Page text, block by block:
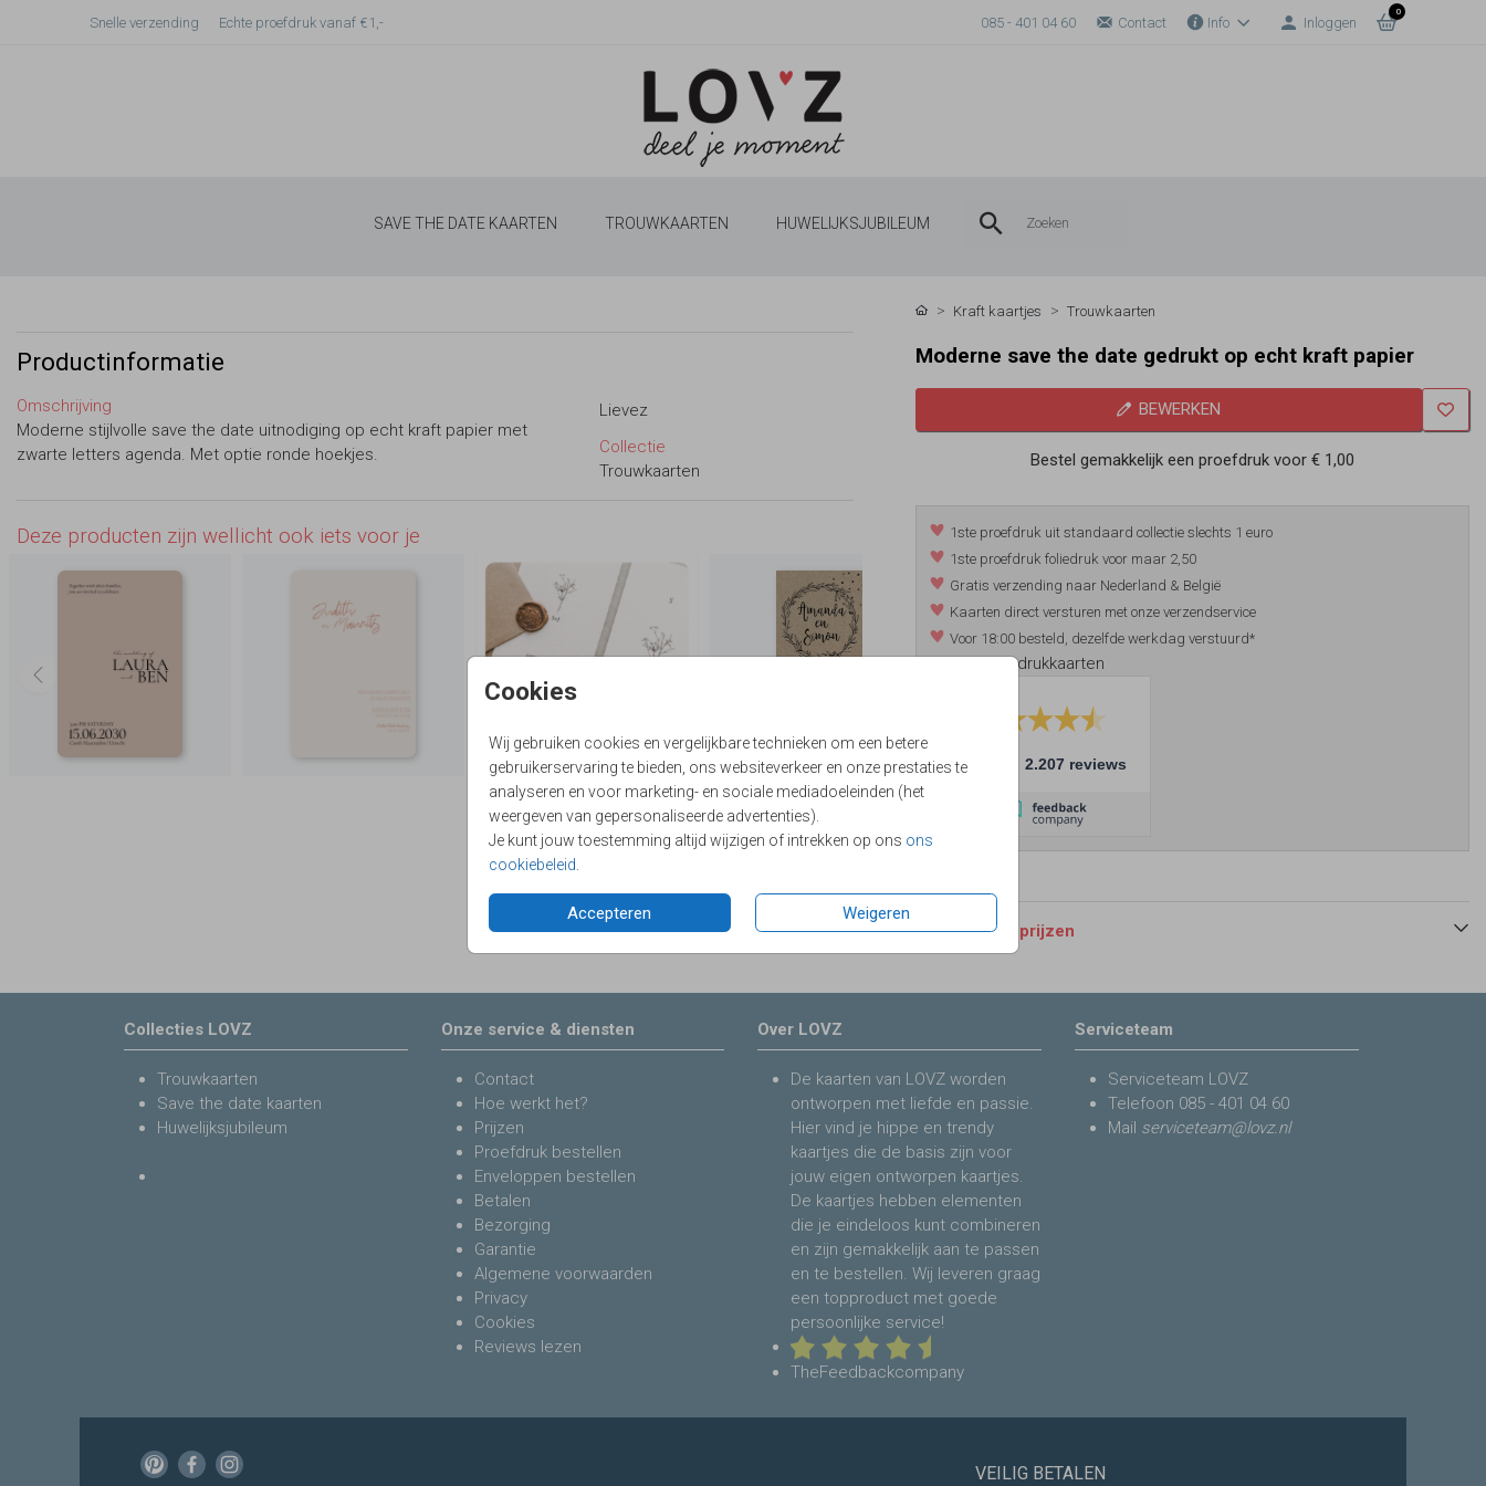
Snelle verzending Echte proefdruk vanaf €1,- 085 - 401 04 60 Contact Info Inloggen
0
SAVE THE DATE KAARTEN TROUWKAARTEN HUWELIJKSJUBILEUM
Cookies
Wij gebruiken cookies en vergelijkbare technieken om een betere
gebruikerservaring te bieden, ons websiteverkeer en onze prestaties te
analyseren en voor marketing- en sociale mediadoeleinden (het
weergeven van gepersonaliseerde advertenties).
Je kunt jouw toestemming altijd wijzigen of intrekken op ons ons
cookiebeleid
Accepteren Weigeren
Productinformatie
Omschrijving
Moderne stijlvolle save the date uitnodiging op echt kraft papier met
zwarte letters agenda. Met optie ronde hoekjes.
Lievez
Collectie
Trouwkaarten
Deze producten zijn wellicht ook iets voor je
Kraft kaartjes Trouwkaarten
Moderne save the date gedrukt op echt kraft papier
BEWERKEN
Bestel gemakkelijk een proefdruk voor€ 1,00
1ste proefdruk uit standaard collectie slechts 1 euro
1ste proefdruk foliedruk voor maar 2,50
Gratis verzending naar Nederland & België
Kaarten direct versturen met onze verzendservice
Voor 18:00 besteld, dezelfde werkdag verstuurd*
*m.u.v. foliedrukkaarten
9.4 2.207 reviews
Formaten en prijzen
Collecties LOVZ
Trouwkaarten
Save the date kaarten
Huwelijksjubileum
Onze service & diensten
Contact
Hoe werkt het?
Prijzen
Proefdruk bestellen
Enveloppen bestellen
Betalen
Bezorging
Garantie
Algemene voorwaarden
Privacy
Cookies
Reviews lezen
Over LOVZ
De kaarten van LOVZ worden
ontworpen met liefde en passie.
Hier vind je hippe en trendy
kaartjes die de basis zijn voor
jouw eigen ontworpen kaartjes.
De kaartjes hebben elementen
die je eindeloos kunt combineren
en zijn gemakkelijk aan te passen
en te bestellen. Wij leveren graag
een topproduct met goede
persoonlijke service!
TheFeedbackcompany
Serviceteam
Serviceteam LOVZ
Telefoon 085 - 401 04 60
Mail serviceteam@lovz.nl
VEILIG BETALEN